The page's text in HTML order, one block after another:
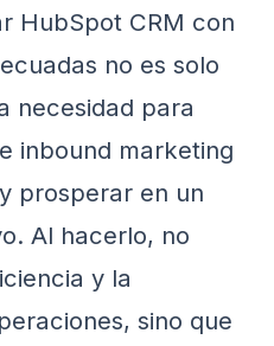
HubSpot CRM con
no es solo
necesidad para
inbound marketing
prosperar en un
Al hacerlo, no
y la
sino que